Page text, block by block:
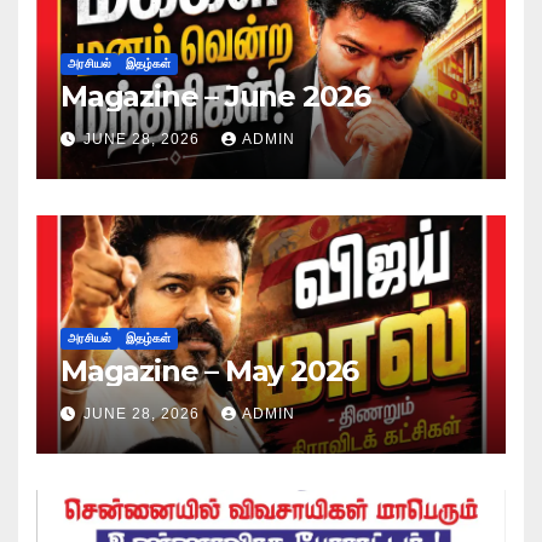
அரசியல் இதழ்கள்
Magazine – June 2026
JUNE 28, 2026 ADMIN
அரசியல் இதழ்கள்
Magazine – May 2026
JUNE 28, 2026 ADMIN